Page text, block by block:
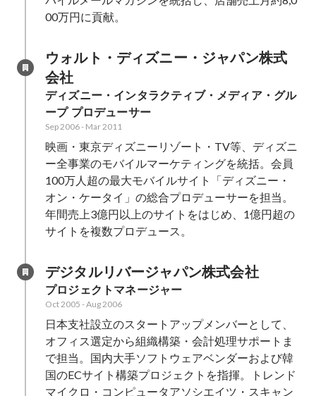
00万円に貢献。
ウォルト・ディズニー・ジャパン株式
会社
ディズニー・インタラクティブ・メディア・グル
ープ プロデューサー
Sep 2006- Mar 2011
映画・東京ディズニーリゾート・TV等、ディズニ
ー全事業のモバイルマーケティングを統括。会員
100万人超の最大モバイルサイト「ディズニー・
オン・ケータイ」の総合プロデューサーを担当。
年間売上3億円以上のサイトをはじめ、1億円超の
サイトを複数プロデュース。
デジタルリバージャパン株式会社
プロジェクトマネージャー
Oct 2005 -Aug 2006
日本支社設立のスタートアップメンバーとして、
オフィス選定から組織構築・会計処理サポートま
で担当。国内大手ソフトウェアベンダーおよび韓
国のECサイト構築プロジェクトを指揮。トレンド
マイクロ・コンピュータアソシエイツ・スキャン